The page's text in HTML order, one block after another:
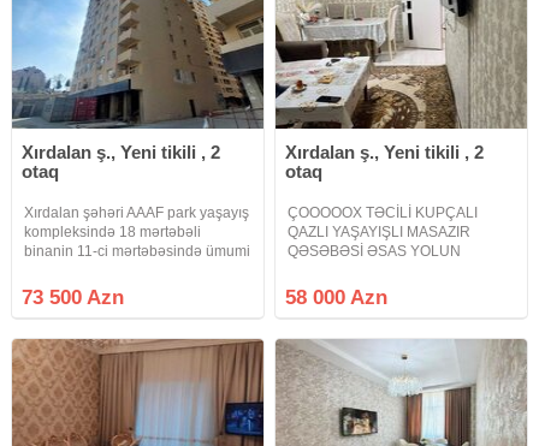
Xırdalan ş., Yeni tikili , 2
otaq
Xırdalan şəhəri AAAF park yaşayış
kompleksində 18 mərtəbəli
binanin 11-ci mərtəbəsində ümumi
otaqlı suvaqlı mənzil satılır.
Mənzilə pvc plastik pəncərələr və
73 500 Azn
Xırdalan ş., Yeni tikili , 2
otaq
ÇOOOOOX TƏCİLİ KUPÇALI
QAZLI YAŞAYIŞLI MASAZIR
QƏSƏBƏSİ ƏSAS YOLUN
MASAZIR Masazır qəsəbəsi əsas
yolun yaxınlığında yeni tikili
peredelka mənzil hamam sanitar
qovşağı
58 000 Azn